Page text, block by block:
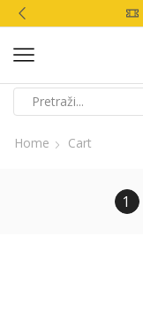
Home Cart